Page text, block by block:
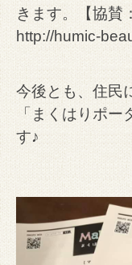
きます。【協
http://humic-
今後とも、住民
「まくはりポ
す♪